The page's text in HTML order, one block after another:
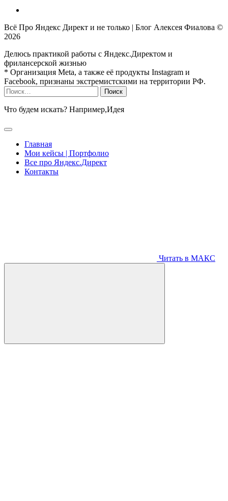
Всё Про Яндекс Директ и не только | Блог Алексея Фиалова ©
2026
Делюсь практикой работы с Яндекс.Директом и
фрилансерской жизнью
* Организация Meta, а также её продукты Instagram и
Facebook, признаны экстремистскими на территории РФ.
Найти:
Что будем искать? Например,Идея
Главная
Мои кейсы | Портфолио
Все про Яндекс.Директ
Контакты
Читать в МАКС